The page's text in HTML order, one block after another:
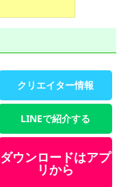
クリエイター情報
LINEで紹介する
ダウンロードはアプ
リから